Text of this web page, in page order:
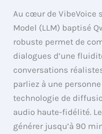
Au cœur de VibeVoice
Model (LLM) baptisé
robuste permet de
dialogues d’une
conversations
parliez à une
technologie de
audio haute-fidélité.
générer jusqu’à 90